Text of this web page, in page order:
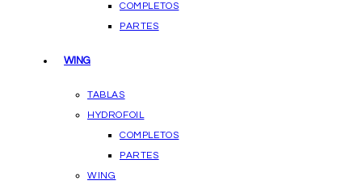
COMPLETOS
PARTES
WING
TABLAS
HYDROFOIL
COMPLETOS
PARTES
WING